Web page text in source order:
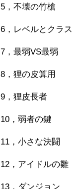
5，不壊の竹槍
6，レベルとクラス
7，最弱VS最弱
8，狸の皮算用
9，狸皮長者
10，弱者の鍵
11，小さな決闘
12，アイドルの雛
13，ダンジョン